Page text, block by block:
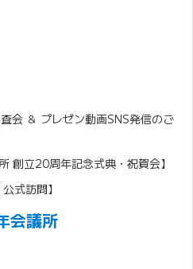
査会 ＆ プレゼン動画SNS発信のご
創立20周年記念式典・祝賀会】
式訪問】
会議所